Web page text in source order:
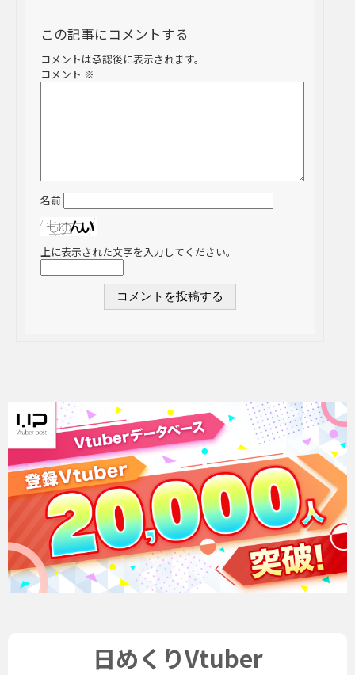
この記事にコメントする
コメントは承認後に表示されます。
コメント ※
名前
上に表示された文字を入力してください。
日めくりVtuber